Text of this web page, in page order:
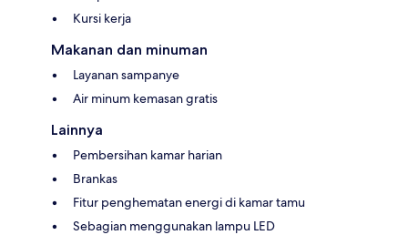
Kursi kerja
Makanan dan minuman
Layanan sampanye
Air minum kemasan gratis
Lainnya
Pembersihan kamar harian
Brankas
Fitur penghematan energi di kamar tamu
Sebagian menggunakan lampu LED